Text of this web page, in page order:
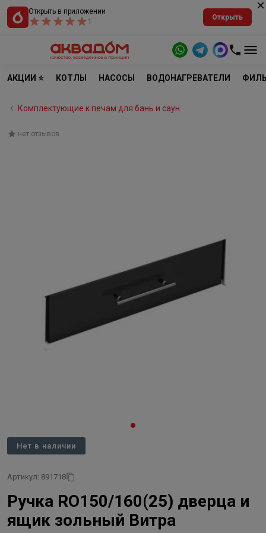
Открыть в приложении
1
Открыть
АКЦИИ ⭐ КОТЛЫ НАСОСЫ ВОДОНАГРЕВАТЕЛИ
Комплектующие к печам для бань и саун
нет отзывов
Нет в наличии
Артикул: 891718
Ручка RO150/160(25) дверца и
ящик зольный Витра